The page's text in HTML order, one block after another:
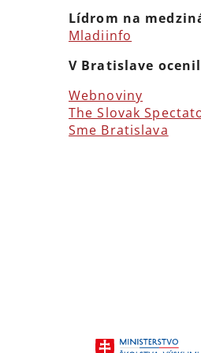
Lídrom na
Mladiinfo
V Bratislave
Webnoviny
The Slovak
Sme Bratislava